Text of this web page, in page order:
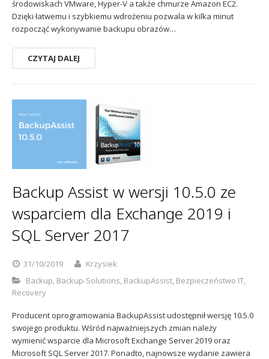
środowiskach VMware, Hyper-V a także chmurze Amazon EC2.
Dzięki łatwemu i szybkiemu wdrożeniu pozwala w kilka minut
rozpocząć wykonywanie backupu obrazów…
CZYTAJ DALEJ
Backup Assist w wersji 10.5.0 ze
wsparciem dla Exchange 2019 i
SQL Server 2017
31/10/2019
Krzysiek
Backup, Backup-Solutions, BackupAssist, Bezpieczeństwo IT,
Recovery
Producent oprogramowania BackupAssist udostępnił wersję 10.5.0
swojego produktu. Wśród najważniejszych zmian należy
wymienić wsparcie dla Microsoft Exchange Server 2019 oraz
Microsoft SQL Server 2017. Ponadto, najnowsze wydanie zawiera